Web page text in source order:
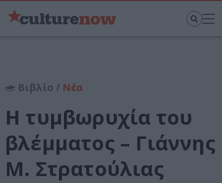
Βιβλίο / Νέα
H τυμβωρυχία του
βλέμματος – Γιάννης
Μ. Στρατούλιας